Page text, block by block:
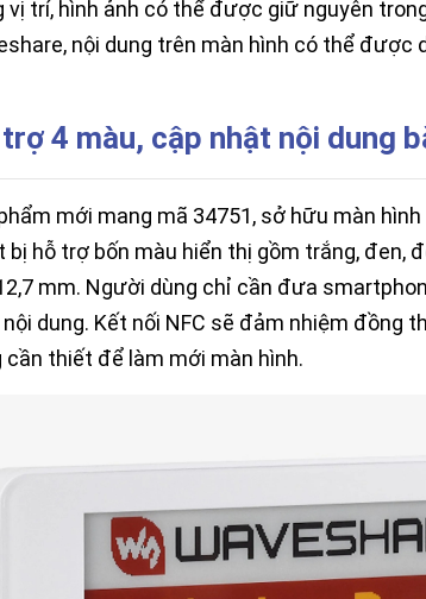
vị trí, hình ảnh có thể được giữ nguyên
nội dung trên màn hình có thể
4 màu, cập nhật nội dung
mới mang mã 34751, sở hữu màn
bị hỗ trợ bốn màu hiển thị gồm trắng, đen,
mm. Người dùng chỉ cần đưa
dung. Kết nối NFC sẽ đảm nhiệm đồng
cần thiết để làm mới màn hình.